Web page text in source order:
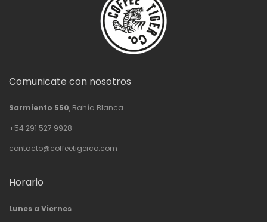
Comunicate con nosotros
Sarmiento 550, Bahía Blanca.
+54 291 527 9928
contacto@coffeetigerco.com
Horario
Lunes a Viernes